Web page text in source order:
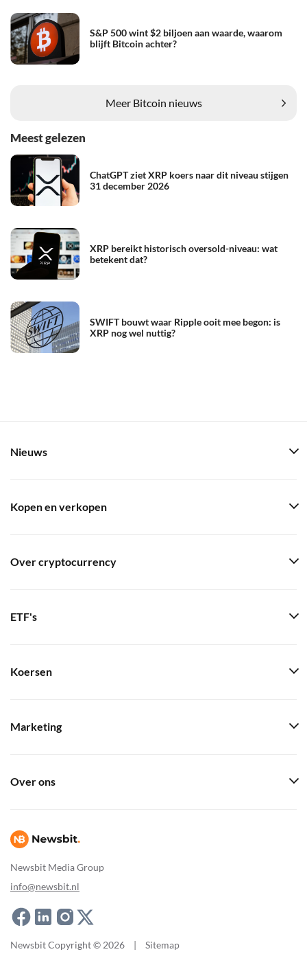
S&P 500 wint $2 biljoen aan waarde, waarom
blijft Bitcoin achter?
Meer Bitcoin nieuws
Meest gelezen
ChatGPT ziet XRP koers naar dit niveau stijgen
31 december 2026
XRP bereikt historisch oversold-niveau: wat
betekent dat?
SWIFT bouwt waar Ripple ooit mee begon: is
XRP nog wel nuttig?
Newsbit Media Group
info@newsbit.nl
Nieuws
Kopen en verkopen
Over cryptocurrency
ETF's
Koersen
Marketing
Over ons
Newsbit Copyright © 2026 | Sitemap